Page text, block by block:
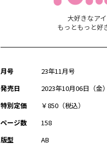
大好きなア
もっともっと
月号
23年11月号
発売日
2023年10月06日（金）
特別定価
￥850（税込）
ページ数
158
版型
AB